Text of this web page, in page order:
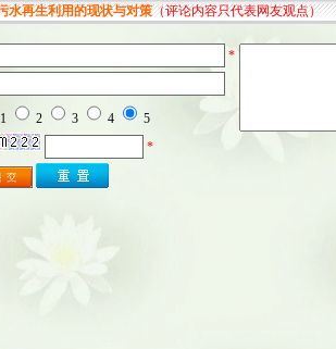
水再生利用的现状与对策（评论内容只代表网友观点）
*
1 2 3 4
5
*